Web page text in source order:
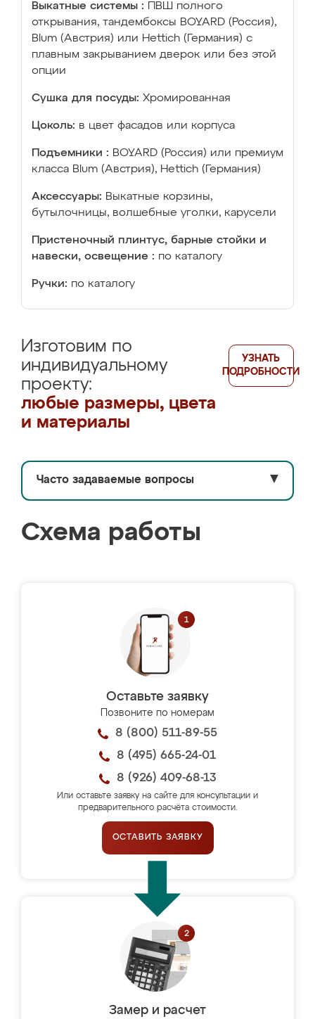
Выкатные системы :
ПВШ полного
открывания, тандембоксы BOYARD (Россия),
Blum (Австрия) или Hettich (Германия) с
плавным закрыванием дверок или без этой
опции
Сушка для посуды: Хромированная
Цоколь: в цвет фасадов или корпуса
Подъемники : BOYARD (Россия) или премиум
класса Blum (Австрия), Hettich (Германия)
Аксессуары: Выкатные корзины,
бутылочницы, волшебные уголки, карусели
Пристеночный плинтус, барные стойки и
навески, освещение : по каталогу
Ручки: по каталогу
Изготовим по
индивидуальному
проекту:
любые размеры, цвета
и материалы
УЗНАТЬ
ПОДРОБНОСТИ
Часто задаваемые вопросы ▼
Схема работы
Оставьте заявку
Позвоните по номерам
8 (800) 511-89-55
8 (495) 665-24-01
8 (926) 409-68-13
Или оставьте заявку на сайте для консультации и
предварительного расчёта стоимости.
ОСТАВИТЬ ЗАЯВКУ
Замер и расчет